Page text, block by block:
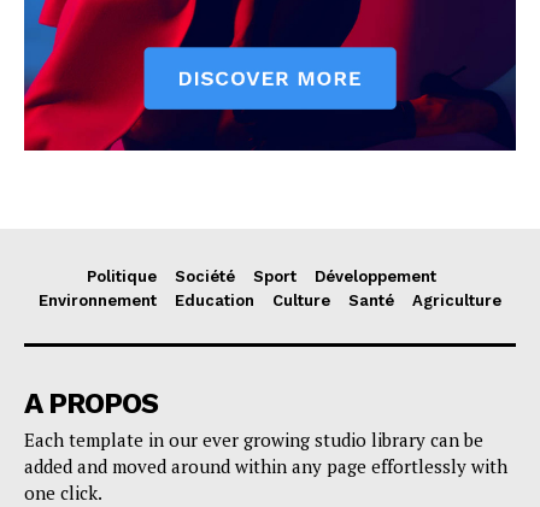
Politique Société Sport
Développement
Environnement
Education Culture Santé Agriculture
A PROPOS
Each template in our ever growing studio library can be
added and moved around within any page effortlessly with
one click.